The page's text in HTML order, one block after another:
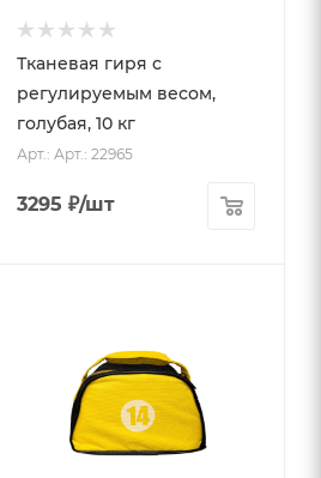
Тканевая гиря с
регулируемым весом,
голубая, 10 кг
Арт.: Арт.: 22965
3295 ₽/шт